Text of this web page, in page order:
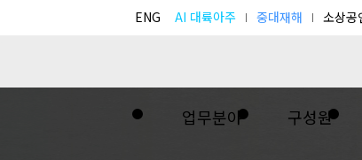
ENG AI 대륙아주 중대재해 소상공
업무분야 구성원